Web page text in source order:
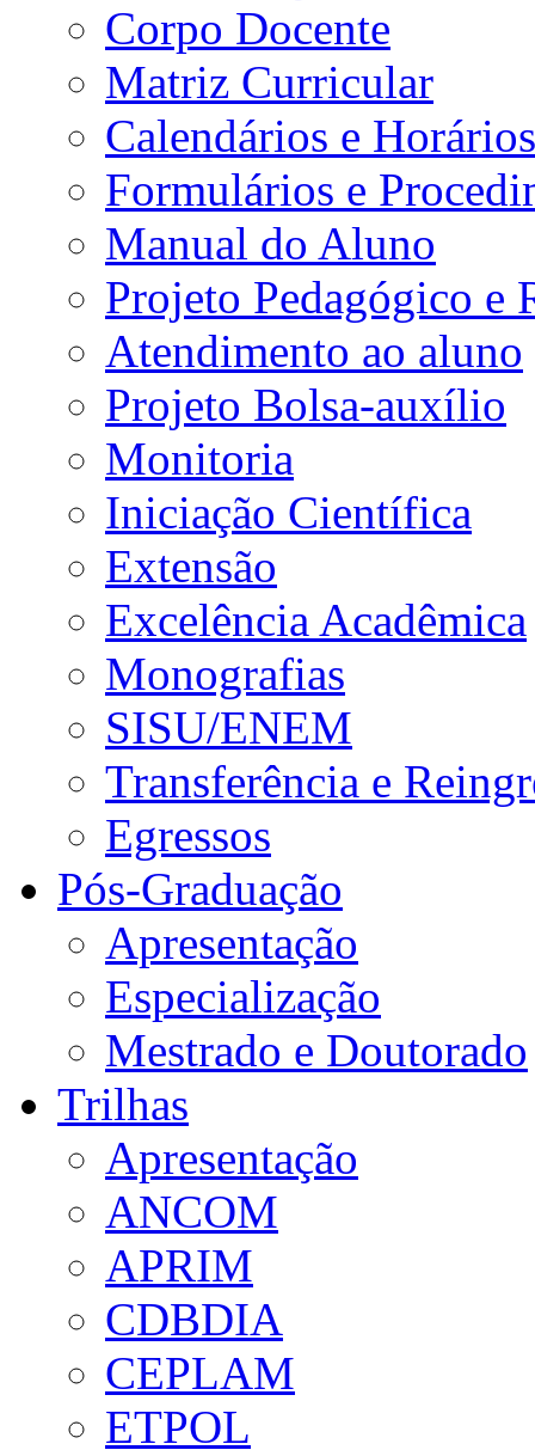
Corpo Docente
Matriz Curricular
Calendários e Horários
Formulários e
Manual do Aluno
Projeto Pedagógico e
Atendimento ao aluno
Projeto Bolsa-auxílio
Monitoria
Iniciação Científica
Extensão
Excelência Acadêmica
Monografias
SISU/ENEM
Transferência e
Egressos
Pós-Graduação
Apresentação
Especialização
Mestrado e Doutorado
Trilhas
Apresentação
ANCOM
APRIM
CDBDIA
CEPLAM
ETPOL